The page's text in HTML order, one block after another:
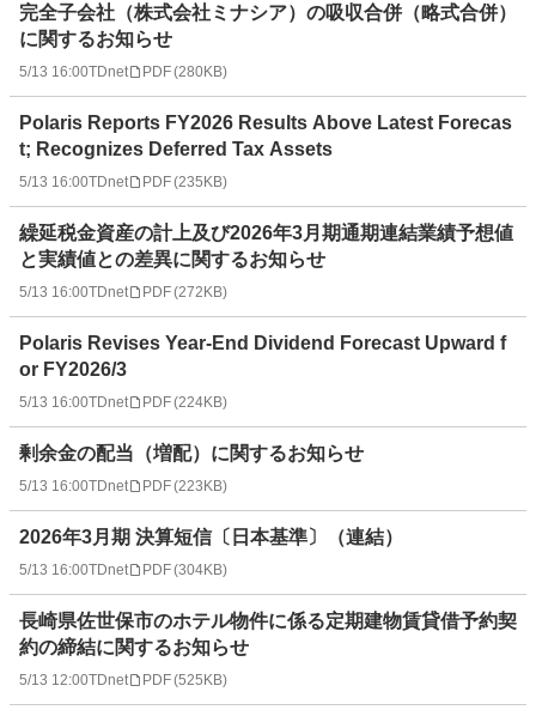
完全子会社（株式会社ミナシア）の吸収合併（略式合併）
に関するお知らせ
5/13 16:00TDnet PDF(280KB)
Polaris Reports FY2026 Results Above Latest Forecas
t; Recognizes Deferred Tax Assets
5/13 16:00TDnet PDF(235KB)
繰延税金資産の計上及び2026年3月期通期連結業績予想値
と実績値との差異に関するお知らせ
5/13 16:00TDnet PDF(272KB)
Polaris Revises Year-End Dividend Forecast Upward f
or FY2026/3
5/13 16:00TDnet PDF(224KB)
剰余金の配当（増配）に関するお知らせ
5/13 16:00TDnet PDF(223KB)
2026年3月期 決算短信〔日本基準〕（連結）
5/13 16:00TDnet PDF(304KB)
長崎県佐世保市のホテル物件に係る定期建物賃貸借予約契
約の締結に関するお知らせ
5/13 12:00TDnet PDF(525KB)